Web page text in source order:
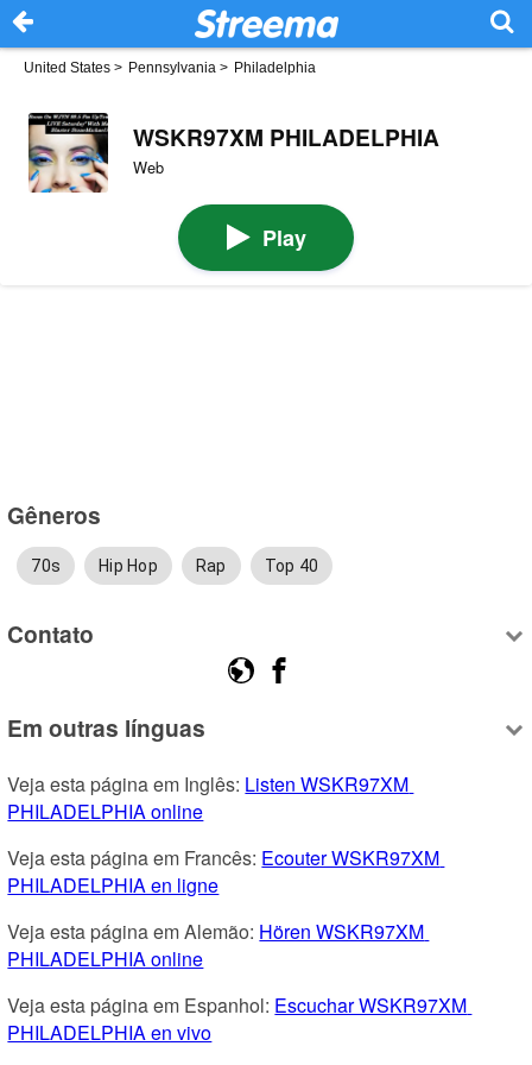
United States > Pennsylvania > Philadelphia
WSKR97XM PHILADELPHIA
Web
Play
Gêneros
70s Hip Hop Rap Top 40
Contato
Em outras línguas
Veja esta página em Inglês: Listen WSKR97XM
PHILADELPHIA online
Veja esta página em Francês: Ecouter WSKR97XM
PHILADELPHIA en ligne
Veja esta página em Alemão: Hören WSKR97XM
PHILADELPHIA online
Veja esta página em Espanhol: Escuchar WSKR97XM
PHILADELPHIA en vivo